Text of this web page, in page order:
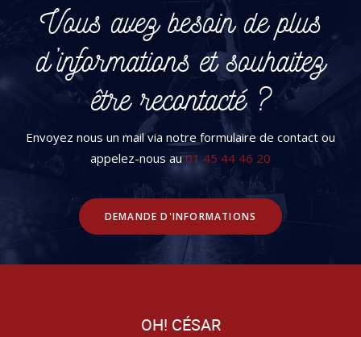
Vous avez besoin de plus
d’informations et souhaitez
être recontacté ?
Envoyez nous un mail via notre formulaire de contact ou
appelez-nous au01 45 44 46 20
DEMANDE D'INFORMATIONS
OH! CÉSAR